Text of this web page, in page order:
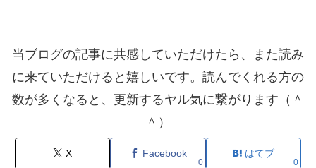
当ブログの記事に共感していただけたら、また読み
に来ていただけると嬉しいです。読んでくれる方の
数が多くなると、更新するヤル気に繋がります（＾
＾）
X Facebook
0
はてブ
0